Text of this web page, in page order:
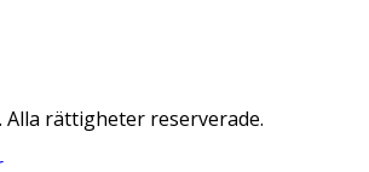
Alla rättigheter reserverade.